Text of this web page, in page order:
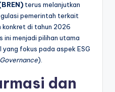
terus melanjutkan
pemerintah terkait
konkret di tahun 2026
ini menjadi pilihan utama
fokus pada aspek ESG
).
dan